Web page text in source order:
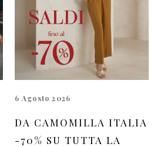
6 Agosto 2026
DA CAMOMILLA ITALIA
-70% SU TUTTA LA